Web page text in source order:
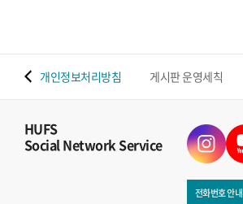
개인정보처리방침 게시판 운영세칙
HUFS
Social Network Service
전화번호 안내